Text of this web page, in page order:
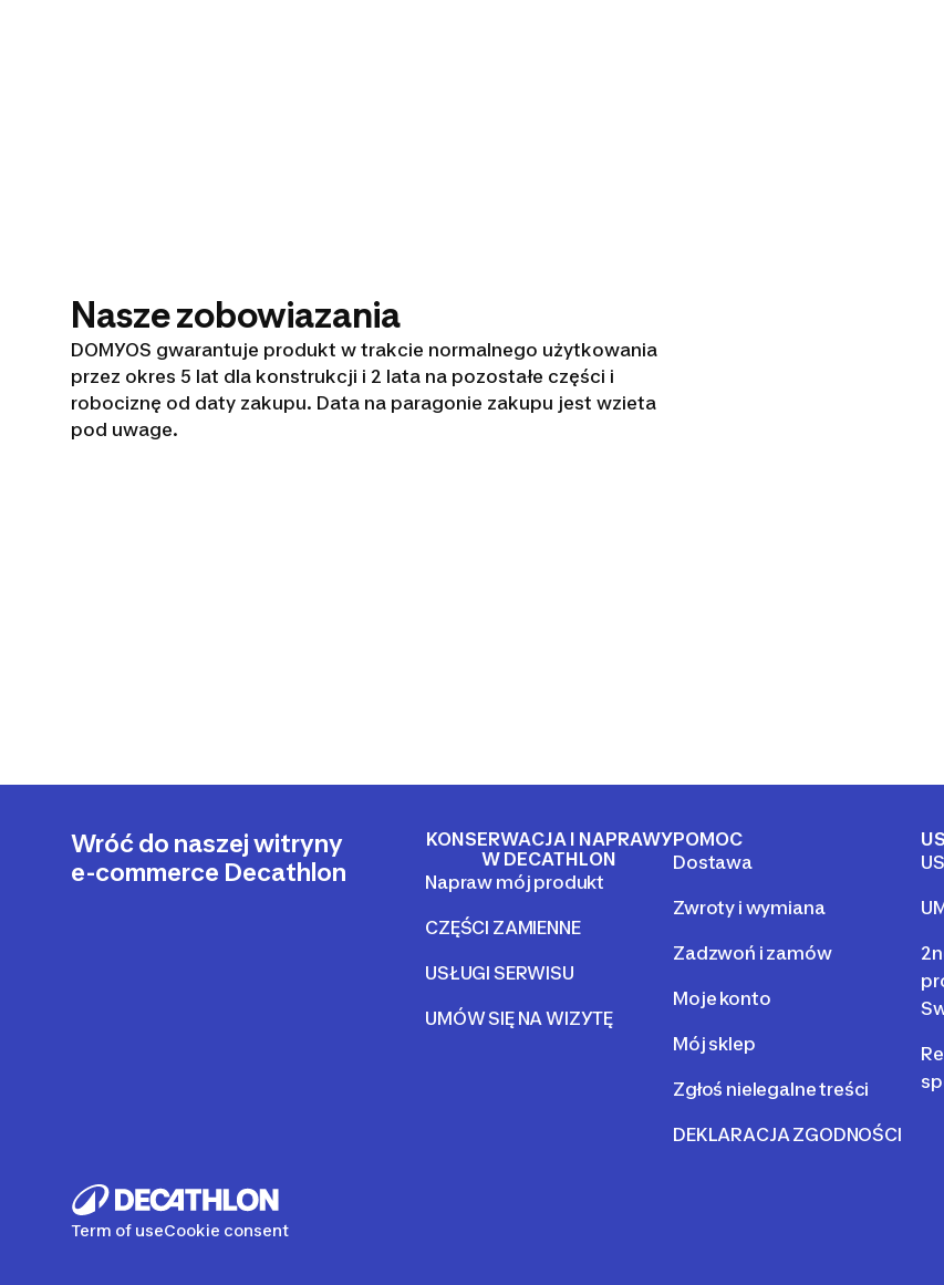
Nasze zobowiazania
DOMYOS gwarantuje produkt w trakcie normalnego użytkowania
przez okres 5 lat dla konstrukcji i 2 lata na pozostałe części i
robociznę od daty zakupu. Data na paragonie zakupu jest wzieta
pod uwage.
Wróć do naszej witryny
e-commerce Decathlon
KONSERWACJA I NAPRAWY
W DECATHLON
Napraw mój produkt
CZĘŚCI ZAMIENNE
USŁUGI SERWISU
UMÓW SIĘ NA WIZYTĘ
POMOC
Dostawa
Zwroty i wymiana
Zadzwoń i zamów
Moje konto
Mój sklep
Zgłoś nielegalne treści
DEKLARACJA ZGODNOŚCI
Term of useCookie consent